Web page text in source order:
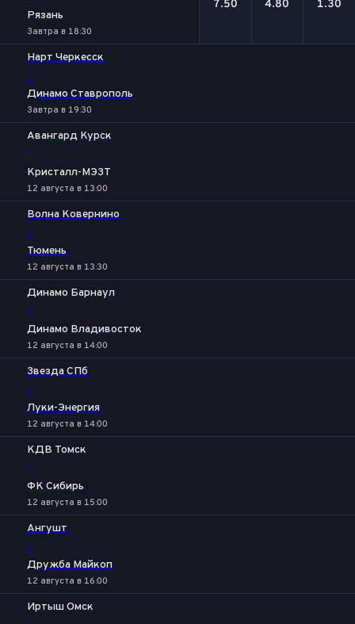
Рязань
Завтра в 18:30
7.50 4.80 1.30
Нарт Черкесск
-
Динамо Ставрополь
Завтра в 19:30
Авангард Курск
-
Кристалл-МЭЗТ
12 августа в 13:00
Волна Ковернино
-
Тюмень
12 августа в 13:30
Динамо Барнаул
-
Динамо Владивосток
12 августа в 14:00
Звезда СПб
-
Луки-Энергия
12 августа в 14:00
КДВ Томск
-
ФК Сибирь
12 августа в 15:00
Ангушт
-
Дружба Майкоп
12 августа в 16:00
Иртыш Омск